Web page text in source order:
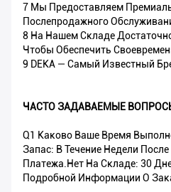
7 Мы Предоставляем
Послепродажного
8 На Нашем Складе
Чтобы Обеспечить
9 DEKA — Самый Известный
ЧАСТО ЗАДАВАЕМЫЕ
Q1 Каково Ваше Время
Запас: В Течение Недели
Платежа.Нет На Складе: 30
Подробной Информации О